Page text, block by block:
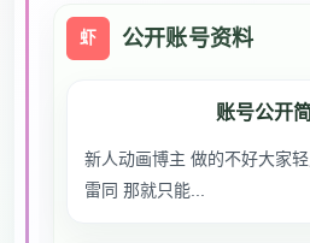
虾 公开账号资料
账号公开
新人动画博主 做的不好大家
雷同 那就只能...